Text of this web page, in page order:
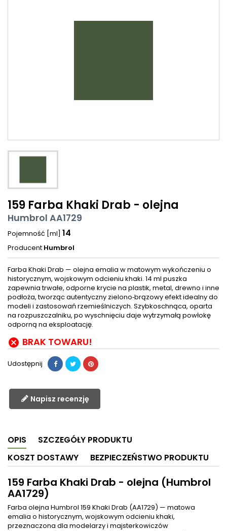
159 Farba Khaki Drab - olejna
Humbrol AA1729
Pojemność [ml] 14
Producent Humbrol
Farba Khaki Drab — olejna emalia w matowym wykończeniu o
historycznym, wojskowym odcieniu khaki. 14 ml puszka
zapewnia trwałe, odporne krycie na plastik, metal, drewno i inne
podłoża, tworząc autentyczny zielono‑brązowy efekt idealny do
modeli i zastosowań rzemieślniczych. Szybkoschnąca, oparta
na rozpuszczalniku, po wyschnięciu daje wytrzymałą powłokę
odporną na eksploatację.
 BRAK TOWARU!
Udostępnij
Napisz recenzję
OPIS
SZCZEGÓŁY PRODUKTU
KOSZT DOSTAWY
BEZPIECZEŃSTWO PRODUKTU
159 Farba Khaki Drab - olejna (Humbrol
AA1729)
Farba olejna Humbrol 159 Khaki Drab (AA1729) — matowa
emalia o historycznym, wojskowym odcieniu khaki,
przeznaczona dla modelarzy i majsterkowiczów